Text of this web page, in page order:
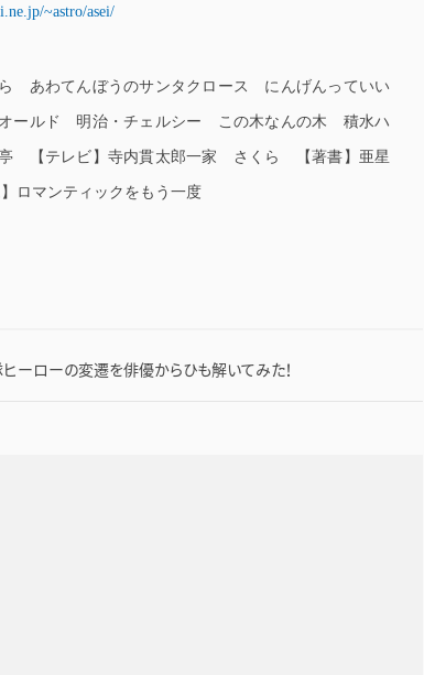
~astro/asei/
ら あわてんぼうのサンタクロース にんげんっていい
ールド 明治・チェルシー この木なんの木 積水ハ
【テレビ】寺内貫太郎一家 さくら 【著書】亜星
ロマンティックをもう一度
ーローの変遷を俳優からひも解いてみた！